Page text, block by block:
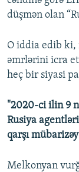
düşmən olan
O iddia edib ki,
əmrlərini icra
heç bir siyasi
"2020-ci ilin 9
Rusiya
qarşı
Melkonyan